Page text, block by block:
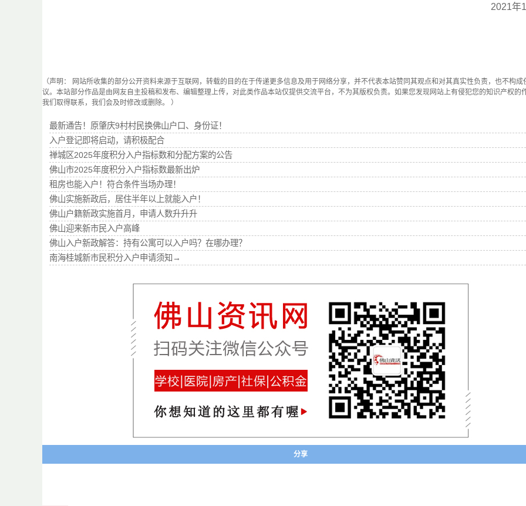
2021年
（声明： 网站所收集的部分公开资料来源于互联网，转载的目的在于传递更多信息及用于网络分享，并不代表本站赞同其观点和对其真实性负责，也不构成
议。本站部分作品是由网友自主投稿和发布、编辑整理上传，对此类作品本站仅提供交流平台，不为其版权负责。如果您发现网站上有侵犯您的知识产权的
我们取得联系，我们会及时修改或删除。 ）
最新通告！原肇庆9村村民换佛山户口、身份证！
入户登记即将启动，请积极配合
禅城区2025年度积分入户指标数和分配方案的公告
佛山市2025年度积分入户指标数最新出炉
租房也能入户！符合条件当场办理！
佛山实施新政后，居住半年以上就能入户！
佛山户籍新政实施首月，申请人数升升升
佛山迎来新市民入户高峰
佛山入户新政解答：持有公寓可以入户吗？在哪办理？
南海桂城新市民积分入户申请须知→
分享